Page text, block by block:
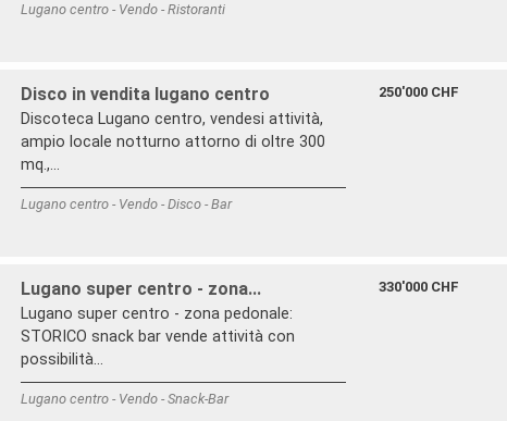
Lugano centro - Vendo - Ristoranti
Disco in vendita lugano centro
Discoteca Lugano centro, vendesi attività,
ampio locale notturno attorno di oltre 300
mq.,...
Lugano centro - Vendo - Disco - Bar
250'000 CHF
Lugano super centro - zona...
Lugano super centro - zona pedonale:
STORICO snack bar vende attività con
possibilità...
Lugano centro - Vendo - Snack-Bar
330'000 CHF